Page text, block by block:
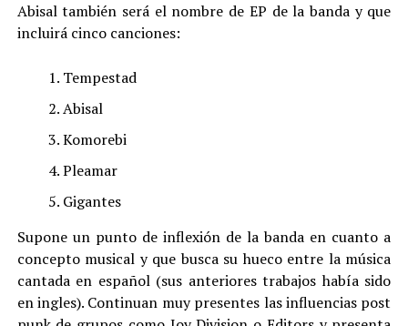
Abisal también será el nombre de EP de la banda y que
incluirá cinco canciones:
Tempestad
Abisal
Komorebi
Pleamar
Gigantes
Supone un punto de inflexión de la banda en cuanto a
concepto musical y que busca su hueco entre la música
cantada en español (sus anteriores trabajos había sido
en ingles). Continuan muy presentes las influencias post